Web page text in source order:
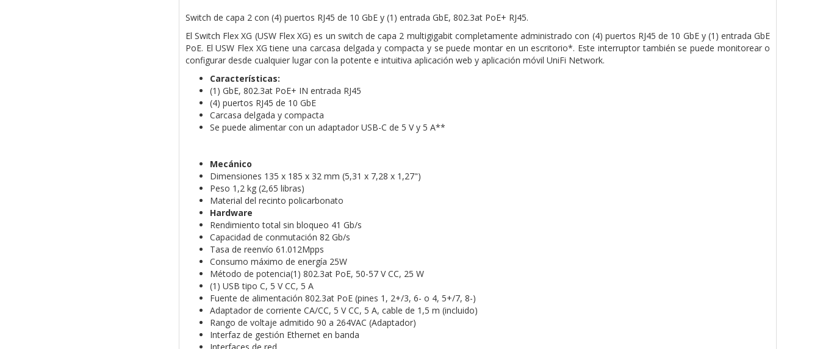
Switch de capa 2 con (4) puertos RJ45 de 10 GbE y (1) entrada GbE, 802.3at PoE+ RJ45.
El Switch Flex XG (USW Flex XG) es un switch de capa 2 multigigabit completamente administrado con (4) puertos RJ45 de 10 GbE y (1) entrada GbE
PoE. El USW Flex XG tiene una carcasa delgada y compacta y se puede montar en un escritorio*. Este interruptor también se puede monitorear o
configurar desde cualquier lugar con la potente e intuitiva aplicación web y aplicación móvil UniFi Network.
Características:
(1) GbE, 802.3at PoE+ IN entrada RJ45
(4) puertos RJ45 de 10 GbE
Carcasa delgada y compacta
Se puede alimentar con un adaptador USB-C de 5 V y 5 A**
Mecánico
Dimensiones 135 x 185 x 32 mm (5,31 x 7,28 x 1,27")
Peso 1,2 kg (2,65 libras)
Material del recinto policarbonato
Hardware
Rendimiento total sin bloqueo 41 Gb/s
Capacidad de conmutación 82 Gb/s
Tasa de reenvío 61.012Mpps
Consumo máximo de energía 25W
Método de potencia(1) 802.3at PoE, 50-57 V CC, 25 W
(1) USB tipo C, 5 V CC, 5 A
Fuente de alimentación 802.3at PoE (pines 1, 2+/3, 6- o 4, 5+/7, 8-)
Adaptador de corriente CA/CC, 5 V CC, 5 A, cable de 1,5 m (incluido)
Rango de voltaje admitido 90 a 264VAC (Adaptador)
Interfaz de gestión Ethernet en banda